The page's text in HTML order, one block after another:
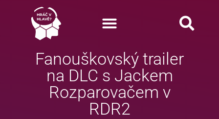
Fanouškovský trailer
na DLC s Jackem
Rozparovačem v
RDR2